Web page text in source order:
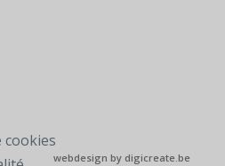
cookies
webdesign by digicreate.be